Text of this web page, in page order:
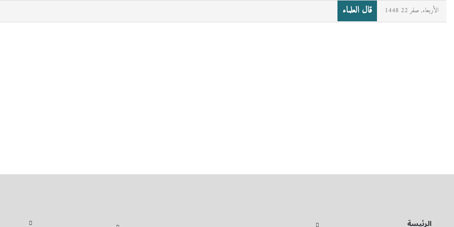
الأربعاء, صفر 22 1448 قال العلماء
الرئيسة